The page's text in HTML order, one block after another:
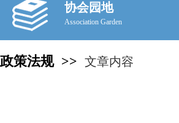
协会园地
Association Garden
政策法规 >> 文章内容